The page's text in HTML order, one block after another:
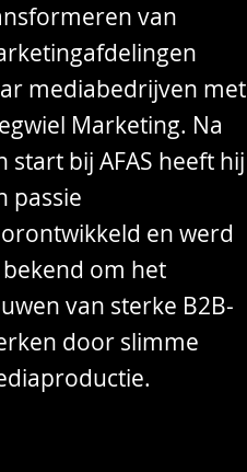
van
mediabedrijven met
Marketing. Na
start bij AFAS heeft hij
passie
en werd
om het
van sterke B2B-
door slimme